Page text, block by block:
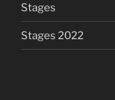
Stages
Stages 2022